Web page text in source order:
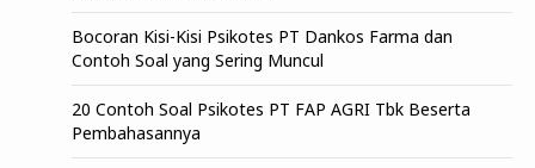
Bocoran Kisi-Kisi Psikotes PT Dankos Farma dan
Contoh Soal yang Sering Muncul
20 Contoh Soal Psikotes PT FAP AGRI Tbk Beserta
Pembahasannya